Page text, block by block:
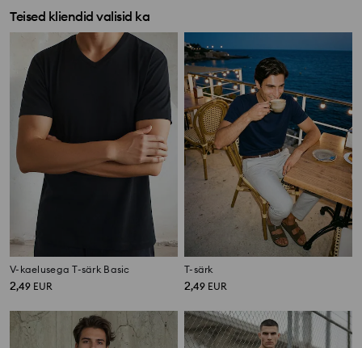
Teised kliendid valisid ka
V-kaelusega T-särk Basic
2,49 EUR
T-särk
2,49 EUR